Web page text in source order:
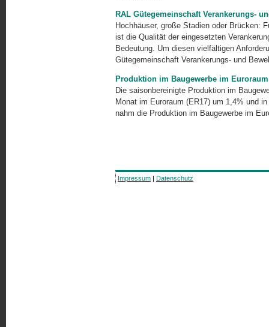
RAL Gütegemeinschaft Verankerungs-
Hochhäuser, große Stadien oder Brücken:
ist die Qualität der eingesetzten
Bedeutung. Um diesen vielfältigen
Gütegemeinschaft Verankerungs- und
Produktion im Baugewerbe im
Die saisonbereinigte Produktion im
Monat im Euroraum (ER17) um 1,4% und
nahm die Produktion im Baugewerbe im
Impressum | Datenschutz